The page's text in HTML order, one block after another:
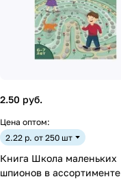
2.50 руб.
Цена оптом:
2.22 р. от 250 шт
Книга Школа маленьких
шпионов в ассортименте